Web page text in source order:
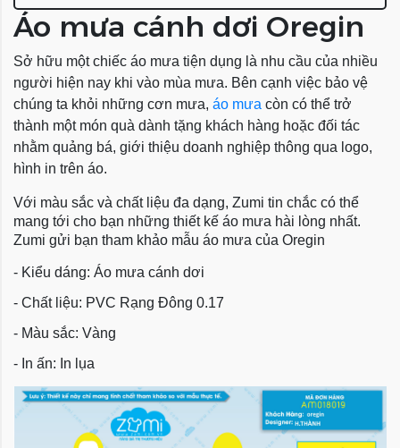
Áo mưa cánh dơi Oregin
Sở hữu một chiếc áo mưa tiện dụng là nhu cầu của nhiều
người hiện nay khi vào mùa mưa. Bên cạnh việc bảo vệ
chúng ta khỏi những cơn mưa, áo mưa còn có thể trở
thành một món quà dành tặng khách hàng hoặc đối tác
nhằm quảng bá, giới thiệu doanh nghiệp thông qua logo,
hình in trên áo.
Với màu sắc và chất liệu đa dạng, Zumi tin chắc có thể
mang tới cho bạn những thiết kế áo mưa hài lòng nhất.
Zumi gửi bạn tham khảo mẫu áo mưa của Oregin
- Kiểu dáng: Áo mưa cánh dơi
- Chất liệu: PVC Rạng Đông 0.17
- Màu sắc: Vàng
- In ấn: In lụa